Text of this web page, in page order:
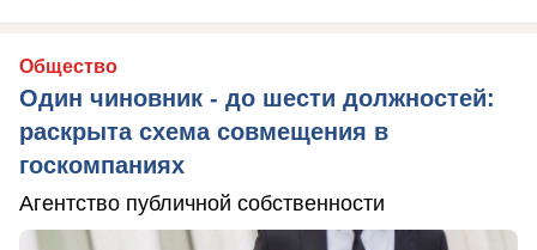
Общество
Один чиновник - до шести должностей:
раскрыта схема совмещения в
госкомпаниях
Агентство публичной собственности